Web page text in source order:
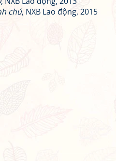
chú, NXB Lao động, 2015